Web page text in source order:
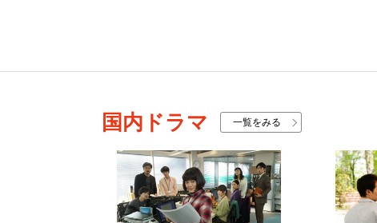
Jテレ
国内ドラマ 一覧をみる